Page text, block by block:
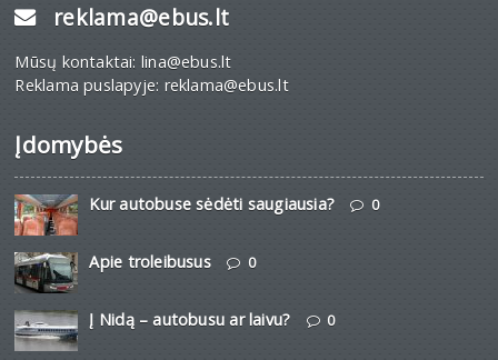
reklama@ebus.lt
Mūsų kontaktai: lina@ebus.lt
Reklama puslapyje: reklama@ebus.lt
Įdomybės
Kur autobuse sėdėti saugiausia? 0
Apie troleibusus 0
Į Nidą – autobusu ar laivu? 0